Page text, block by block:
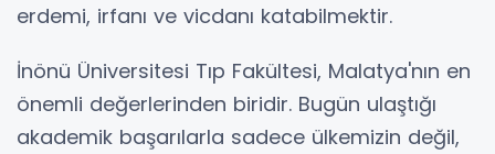
erdemi, irfanı ve vicdanı katabilmektir.
İnönü Üniversitesi Tıp Fakültesi, Malatya'nın en
önemli değerlerinden biridir. Bugün ulaştığı
akademik başarılarla sadece ülkemizin değil,